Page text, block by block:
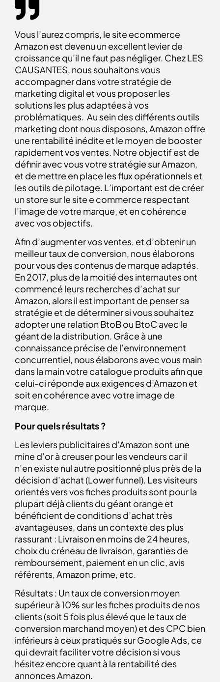
Vous l’aurez compris, le site ecommerce
Amazon est devenu un excellent levier de
croissance qu’il ne faut pas négliger. Chez LES
CAUSANTES, nous souhaitons vous
accompagner dans votre stratégie de
marketing digital et vous proposer les
solutions les plus adaptées à vos
problématiques. Au sein des différents outils
marketing dont nous disposons, Amazon offre
une rentabilité inédite et le moyen de booster
rapidement vos ventes. Notre objectif est de
définir avec vous votre stratégie sur Amazon,
et de mettre en place les flux opérationnels et
les outils de pilotage. L’important est de créer
un store sur le site e commerce respectant
l’image de votre marque, et en cohérence
avec vos objectifs.
Afin d’augmenter vos ventes, et d’obtenir un
meilleur taux de conversion, nous élaborons
pour vous des contenus de marque adaptés.
En 2017, plus de la moitié des internautes ont
commencé leurs recherches d’achat sur
Amazon, alors il est important de penser sa
stratégie et de déterminer si vous souhaitez
adopter une relation BtoB ou BtoC avec le
géant de la distribution. Grâce à une
connaissance précise de l’environnement
concurrentiel, nous élaborons avec vous main
dans la main votre catalogue produits afin que
celui-ci réponde aux exigences d’Amazon et
soit en cohérence avec votre image de
marque.
Pour quels résultats ?
Les leviers publicitaires d’Amazon sont une
mine d’or à creuser pour les vendeurs car il
n’en existe nul autre positionné plus près de la
décision d’achat (Lower funnel). Les visiteurs
orientés vers vos fiches produits sont pour la
plupart déjà clients du géant orange et
bénéficient de conditions d’achat très
avantageuses, dans un contexte des plus
rassurant : Livraison en moins de 24 heures,
choix du créneau de livraison, garanties de
remboursement, paiement en un clic, avis
référents, Amazon prime, etc.
Résultats : Un taux de conversion moyen
supérieur à 10% sur les fiches produits de nos
clients (soit 5 fois plus élevé que le taux de
conversion marchand moyen) et des CPC bien
inférieurs à ceux pratiqués sur Google Ads, ce
qui devrait faciliter votre décision si vous
hésitez encore quant à la rentabilité des
annonces Amazon.